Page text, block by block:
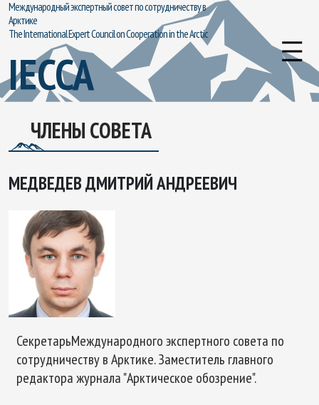
Международный экспертный совет по сотрудничеству в
Арктике
The International Expert Council on Cooperation in the Arctic
IECCA
ЧЛЕНЫ СОВЕТА
МЕДВЕДЕВ ДМИТРИЙ АНДРЕЕВИЧ
СекретарьМеждународного экспертного совета по
сотрудничеству в Арктике. Заместитель главного
редактора журнала "Арктическое обозрение".